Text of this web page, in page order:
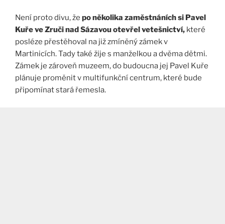
Není proto divu, že po několika zaměstnáních si Pavel
Kuře ve Zruči nad Sázavou otevřel vetešnictví, které
posléze přestěhoval na již zmíněný zámek v
Martinicích. Tady také žije s manželkou a dvěma dětmi.
Zámek je zároveň muzeem, do budoucna jej Pavel Kuře
plánuje proměnit v multifunkční centrum, které bude
připomínat stará řemesla.